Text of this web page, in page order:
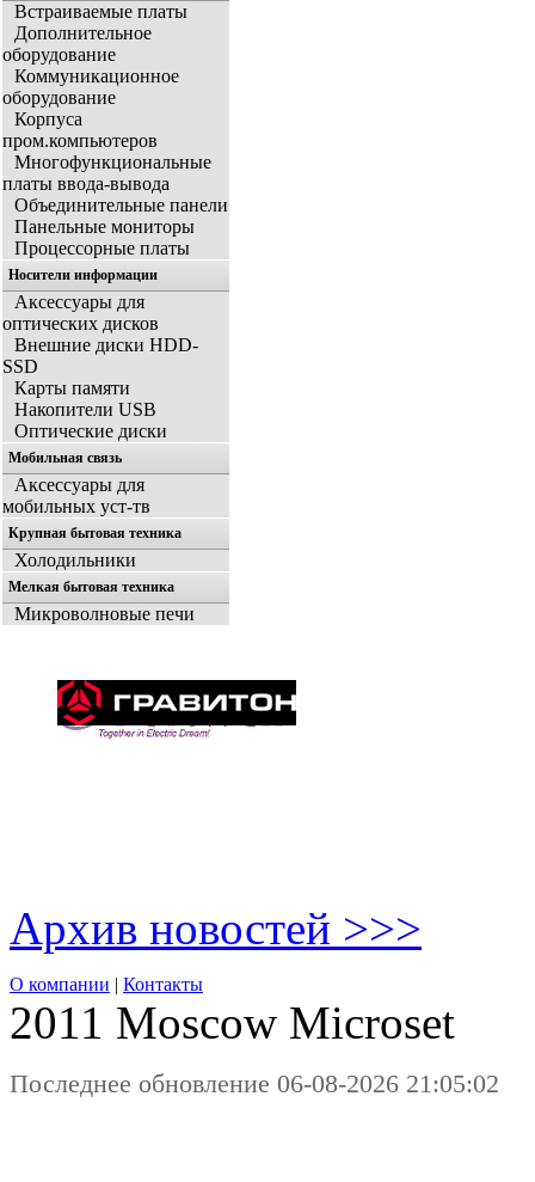
Встраиваемые платы
Дополнительное
оборудование
Коммуникационное
оборудование
Корпуса
пром.компьютеров
Многофункциональные
платы ввода-вывода
Объединительные панели
Панельные мониторы
Процессорные платы
Носители информации
Аксессуары для
оптических дисков
Внешние диски HDD-
SSD
Карты памяти
Накопители USB
Оптические диски
Мобильная связь
Аксессуары для
мобильных уст-тв
Крупная бытовая техника
Холодильники
Мелкая бытовая техника
Микроволновые печи
Архив новостей >>>
О компании | Контакты
2011 Moscow Microset
Последнее обновление 06-08-2026 21:05:02